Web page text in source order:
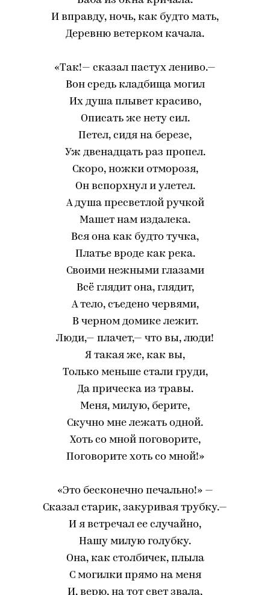
И вправду, ночь, как будто мать,
Деревню ветерком качала.
«Так!— сказал пастух лениво.—
Вон средь кладбища могил
Их душа плывет красиво,
Описать же нету сил.
Петел, сидя на березе,
Уж двенадцать раз пропел.
Скоро, ножки отморозя,
Он вспорхнул и улетел.
А душа пресветлой ручкой
Машет нам издалека.
Вся она как будто тучка,
Платье вроде как река.
Своими нежными глазами
Всё глядит она, глядит,
А тело, съедено червями,
В черном домике лежит.
Люди,— плачет,— что вы, люди!
Я такая же, как вы,
Только меньше стали груди,
Да прическа из травы.
Меня, милую, берите,
Скучно мне лежать одной.
Хоть со мной поговорите,
Поговорите хоть со мной!»
«Это бесконечно печально!» —
Сказал старик, закуривая трубку.—
И я встречал ее случайно,
Нашу милую голубку.
Она, как столбичек, плыла
С могилки прямо на меня
И, верю, на тот свет звала,